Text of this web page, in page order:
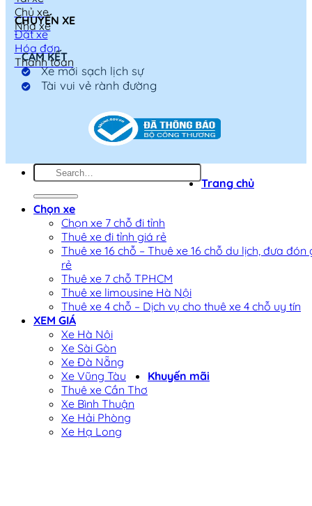
Chủ xe
Nhà xe
CHUYẾN XE
Đặt xe
Hóa đơn
Thanh toán
CAM KẾT
Xe mới sạch lịch sự
Tài vui vẻ rành đường
Trang chủ
Chọn xe
Chọn xe 7 chỗ đi tỉnh
Thuê xe đi tỉnh giá rẻ
Thuê xe 16 chỗ – Thuê xe 16 chỗ du lịch, đưa đón
rẻ
Thuê xe 7 chỗ TPHCM
Thuê xe limousine Hà Nội
Thuê xe 4 chỗ – Dịch vụ cho thuê xe 4 chỗ uy tín
XEM GIÁ
Xe Hà Nội
Xe Sài Gòn
Xe Đà Nẵng
Xe Vũng Tàu
Thuê xe Cần Thơ
Xe Bình Thuận
Xe Hải Phòng
Xe Hạ Long
Khuyến mãi